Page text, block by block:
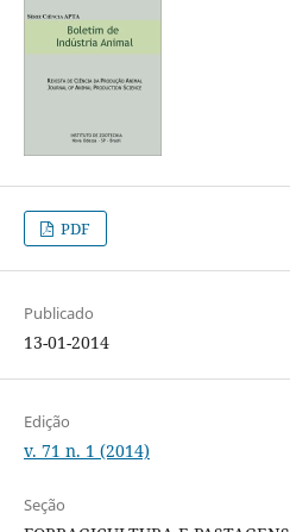
PDF
Publicado
13-01-2014
Edição
v. 71 n. 1 (2014)
Seção